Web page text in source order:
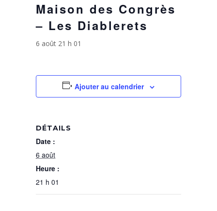
Maison des Congrès
– Les Diablerets
6 août 21 h 01
Ajouter au calendrier
DÉTAILS
Date :
6 août
Heure :
21 h 01